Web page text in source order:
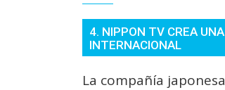
4. NIPPON TV CREA
INTERNACIONAL
La compañía